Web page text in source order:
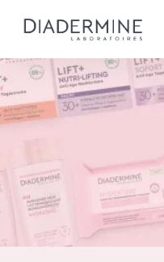
Alle produkte
inhaltsstoffe
Über uns
Inspiration